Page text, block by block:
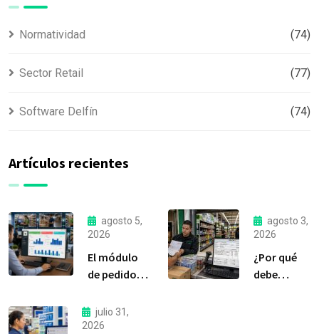
Normatividad (74)
Sector Retail (77)
Software Delfín (74)
Artículos recientes
agosto 5,
2026
El módulo
de pedidos:
la
herramienta
agosto 3,
2026
¿Por qué
debe
julio 31,
2026